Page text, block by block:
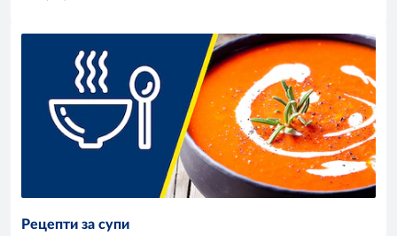
Рецепти за супи